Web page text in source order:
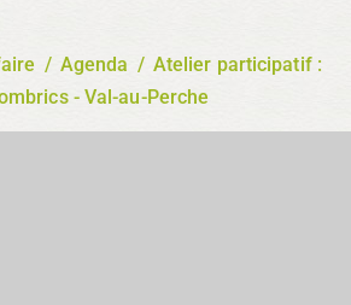
/ Agenda / Atelier participatif :
- Val-au-Perche